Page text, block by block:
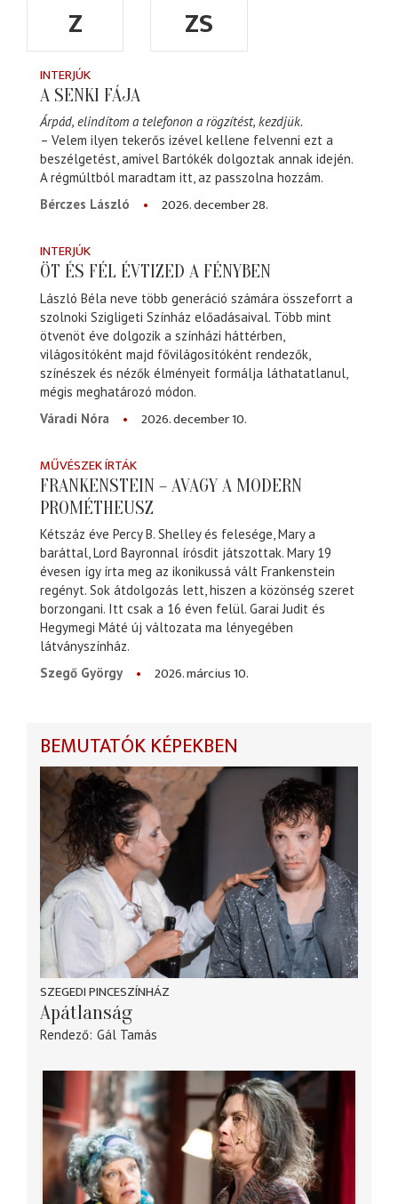
Z
ZS
INTERJÚK
A SENKI FÁJA
Árpád, elindítom a telefonon a rögzítést, kezdjük.
– Velem ilyen tekerős izével kellene felvenni ezt a
beszélgetést, amivel Bartókék dolgoztak annak idején.
A régmúltból maradtam itt, az passzolna hozzám.
Bérczes László
2026. december 28.
INTERJÚK
ÖT ÉS FÉL ÉVTIZED A FÉNYBEN
László Béla neve több generáció számára összeforrt a
szolnoki Szigligeti Színház előadásaival. Több mint
ötvenöt éve dolgozik a színházi háttérben,
világosítóként majd fővilágosítóként rendezők,
színészek és nézők élményeit formálja láthatatlanul,
mégis meghatározó módon.
Váradi Nóra
2026. december 10.
MŰVÉSZEK ÍRTÁK
FRANKENSTEIN – AVAGY A MODERN
PROMÉTHEUSZ
Kétszáz éve Percy B. Shelley és felesége, Mary a
baráttal, Lord Bayronnal írósdit játszottak. Mary 19
évesen így írta meg az ikonikussá vált Frankenstein
regényt. Sok átdolgozás lett, hiszen a közönség szeret
borzongani. Itt csak a 16 éven felül. Garai Judit és
Hegymegi Máté új változata ma lényegében
látványszínház.
Szegő György
2026. március 10.
BEMUTATÓK KÉPEKBEN
SZEGEDI PINCESZÍNHÁZ
Apátlanság
Rendező Gál Tamás